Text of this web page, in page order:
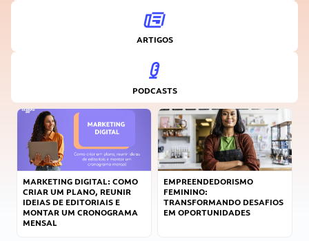
ARTIGOS
PODCASTS
MARKETING DIGITAL: COMO
CRIAR UM PLANO, REUNIR
IDEIAS DE EDITORIAIS E
MONTAR UM CRONOGRAMA
MENSAL
EMPREENDEDORISMO
FEMININO:
TRANSFORMANDO DESAFIOS
EM OPORTUNIDADES